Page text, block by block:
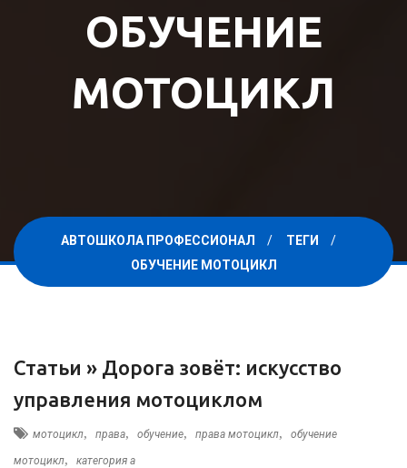
ОБУЧЕНИЕ
МОТОЦИКЛ
АВТОШКОЛА ПРОФЕССИОНАЛ
ТЕГИ
ОБУЧЕНИЕ МОТОЦИКЛ
Статьи » Дорога зовёт: искусство
управления мотоциклом
мотоцикл, права, обучение, права мотоцикл, обучение
мотоцикл, категория a